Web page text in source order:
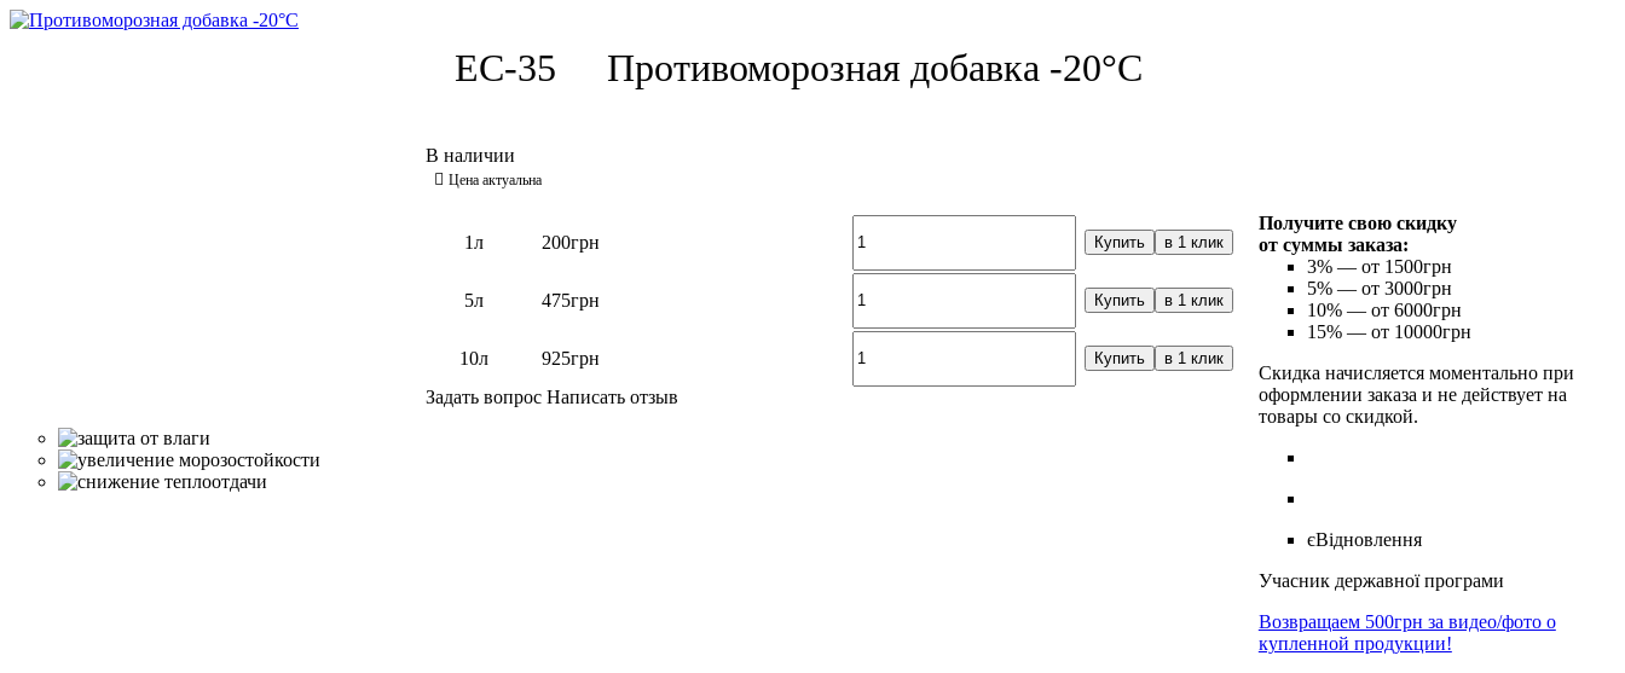
ЕС-35 Противоморозная добавка -20°С
1л 200грн Купить в 1 клик
5л 475грн Купить в 1 клик
10л 925грн Купить в 1 клик
Задать вопрос Написать отзыв
Получите свою скидку
от суммы заказа:
3%— от 1500грн
5%— от 3000грн
10%— от 6000грн
15%— от 10000грн
Скидка начисляется моментально при
оформлении заказа и не действует на
товары со скидкой.
єВідновлення
Учасник державної програми
Возвращаем 500грн за видео/фото о
купленной продукции!